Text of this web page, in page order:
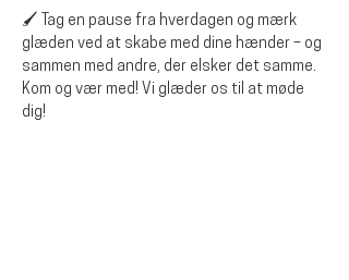
🖌️ Tag en pause fra hverdagen og mærk
glæden ved at skabe med dine hænder – og
sammen med andre, der elsker det samme.
Kom og vær med! Vi glæder os til at møde
dig!